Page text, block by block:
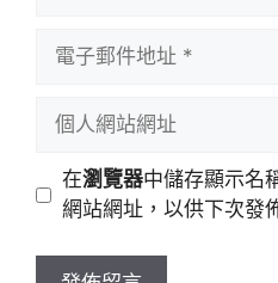
址
站
址
在瀏覽器中儲存顯示名
網站網址，以供下次發